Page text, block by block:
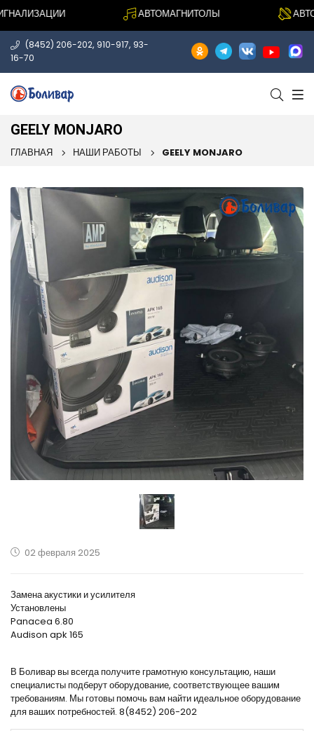
АВТОМАГНИТОЛЫ
(8452) 206-202, 910-917, 93-
16-70
GEELY MONJARO
ГЛАВНАЯ НАШИ РАБОТЫ GEELY MONJARO
02 февраля 2025
Замена акустики и усилителя
Установлены
Panacea 6.80
Audison apk 165
В Боливар вы всегда получите грамотную консультацию, наши
специалисты подберут оборудование, соответствующее вашим
требованиям. Мы готовы помочь вам найти идеальное оборудование
для ваших потребностей. 8(8452) 206-202